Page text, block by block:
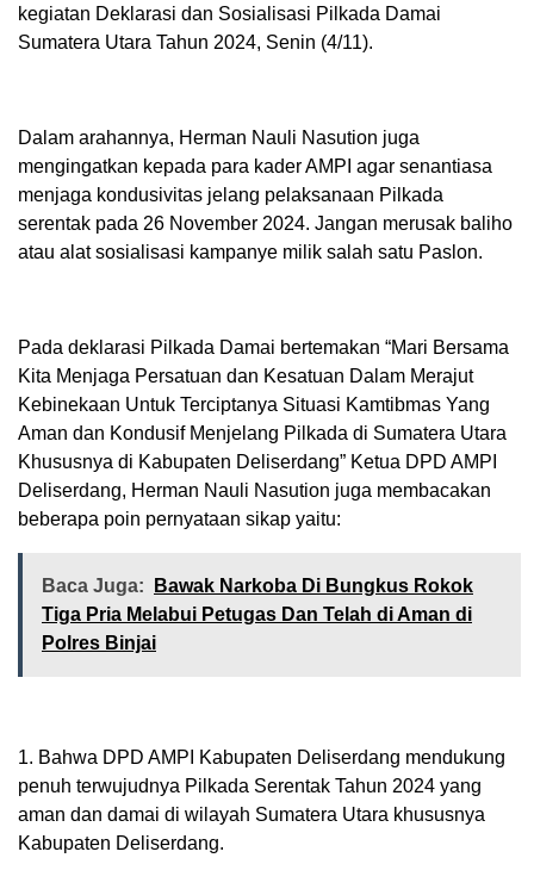
kegiatan Deklarasi dan Sosialisasi Pilkada Damai
Sumatera Utara Tahun 2024, Senin (4/11).
Dalam arahannya, Herman Nauli Nasution juga
mengingatkan kepada para kader AMPI agar senantiasa
menjaga kondusivitas jelang pelaksanaan Pilkada
serentak pada 26 November 2024. Jangan merusak baliho
atau alat sosialisasi kampanye milik salah satu Paslon.
Pada deklarasi Pilkada Damai bertemakan “Mari Bersama
Kita Menjaga Persatuan dan Kesatuan Dalam Merajut
Kebinekaan Untuk Terciptanya Situasi Kamtibmas Yang
Aman dan Kondusif Menjelang Pilkada di Sumatera Utara
Khususnya di Kabupaten Deliserdang” Ketua DPD AMPI
Deliserdang, Herman Nauli Nasution juga membacakan
beberapa poin pernyataan sikap yaitu:
Baca Juga:
Bawak Narkoba Di Bungkus Rokok
Tiga Pria Melabui Petugas Dan Telah di Aman di
Polres Binjai
1. Bahwa DPD AMPI Kabupaten Deliserdang mendukung
penuh terwujudnya Pilkada Serentak Tahun 2024 yang
aman dan damai di wilayah Sumatera Utara khususnya
Kabupaten Deliserdang.